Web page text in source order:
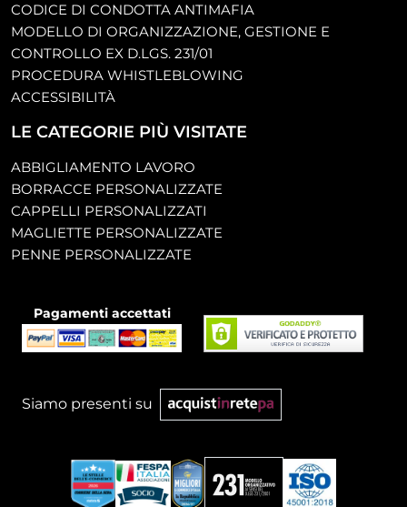
CODICE DI CONDOTTA ANTIMAFIA
MODELLO DI ORGANIZZAZIONE, GESTIONE E
CONTROLLO EX D.LGS. 231/01
PROCEDURA WHISTLEBLOWING
ACCESSIBILITÀ
LE CATEGORIE PIÙ VISITATE
ABBIGLIAMENTO LAVORO
BORRACCE PERSONALIZZATE
CAPPELLI PERSONALIZZATI
MAGLIETTE PERSONALIZZATE
PENNE PERSONALIZZATE
Pagamenti accettati
Siamo presenti su